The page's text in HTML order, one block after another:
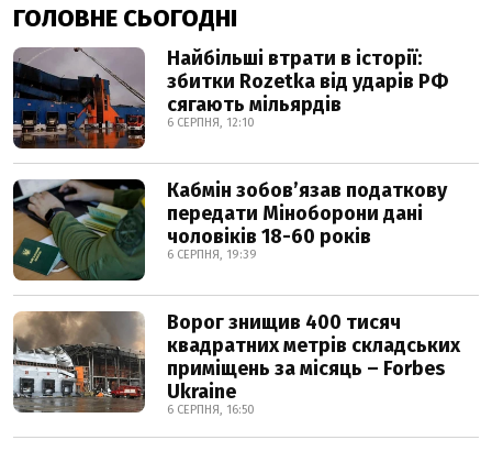
ГОЛОВНЕ СЬОГОДНІ
Найбільші втрати в історії:
збитки Rozetka від ударів РФ
сягають мільярдів
6 СЕРПНЯ, 12:10
Кабмін зобовʼязав податкову
передати Міноборони дані
чоловіків 18-60 років
6 СЕРПНЯ, 19:39
Ворог знищив 400 тисяч
квадратних метрів складських
приміщень за місяць – Forbes
Ukraine
6 СЕРПНЯ, 16:50